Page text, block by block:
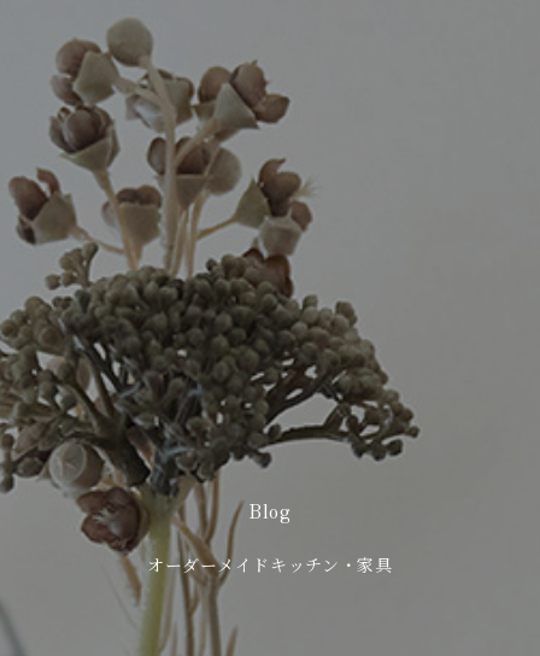
Blog
オーダーメイドキッチン・家具